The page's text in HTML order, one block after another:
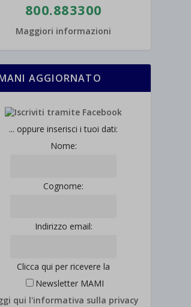
800.883300
Maggiori informazioni
AGGIORNATO
... oppure inserisci i tuoi dati:
Nome:
Cognome:
Indirizzo email:
Clicca qui per ricevere la
Newsletter MAMI
qui l'informativa sulla privacy